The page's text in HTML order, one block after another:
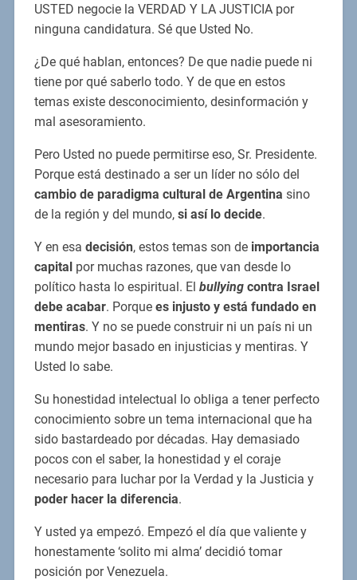
USTED negocie la VERDAD Y LA JUSTICIA por
ninguna candidatura. Sé que Usted No.
¿De qué hablan, entonces? De que nadie puede ni
tiene por qué saberlo todo. Y de que en estos
temas existe desconocimiento, desinformación y
mal asesoramiento.
Pero Usted no puede permitirse eso, Sr. Presidente.
Porque está destinado a ser un líder no sólo del
cambio de paradigma cultural de Argentina sino
de la región y del mundo, si así lo decide.
Y en esa decisión, estos temas son de importancia
capitalpor muchas razones, que van desde lo
político hasta lo espiritual. El bullyingcontra Israel
debe acabar. Porque es injusto y está fundado en
mentiras. Y no se puede construir ni un país ni un
mundo mejor basado en injusticias y mentiras. Y
Usted lo sabe.
Su honestidad intelectual lo obliga a tener perfecto
conocimiento sobre un tema internacional que ha
sido bastardeado por décadas. Hay demasiado
pocos con el saber, la honestidad y el coraje
necesario para luchar por la Verdad y la Justicia y
poder hacer la diferencia.
Y usted ya empezó. Empezó el día que valiente y
honestamente ‘solito mi alma’ decidió tomar
posición por Venezuela.